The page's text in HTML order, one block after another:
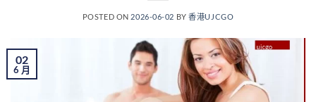
POSTED ON 2026-06-02 BY香港UJCGO
02
6 月